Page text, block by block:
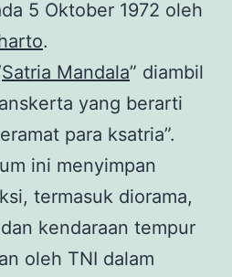
5 Oktober 1972 oleh
.
Satria Mandala” diambil
yang berarti
para ksatria”.
ini menyimpan
termasuk diorama,
kendaraan tempur
oleh TNI dalam